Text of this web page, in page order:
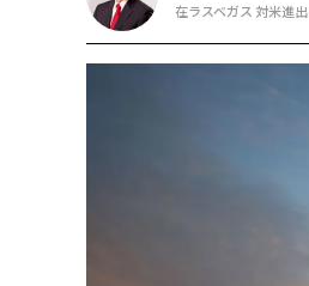
在ラスベガス 対米進